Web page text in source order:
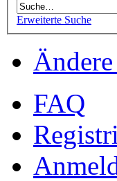
Erweiterte Suche
FAQ